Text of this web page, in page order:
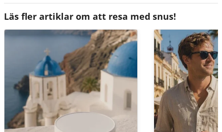
Läs fler artiklar om att resa med snus!